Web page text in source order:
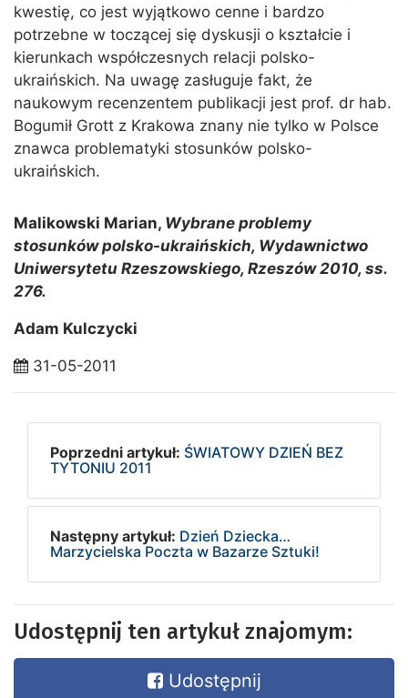
kwestię, co jest wyjątkowo cenne i bardzo
potrzebne w toczącej się dyskusji o kształcie i
kierunkach współczesnych relacji polsko-
ukraińskich. Na uwagę zasługuje fakt, że
naukowym recenzentem publikacji jest prof. dr hab.
Bogumił Grott z Krakowa znany nie tylko w Polsce
znawca problematyki stosunków polsko-
ukraińskich.
Malikowski Marian, Wybrane problemy
stosunków polsko-ukraińskich, Wydawnictwo
Uniwersytetu Rzeszowskiego, Rzeszów 2010, ss.
276.
Adam Kulczycki
31-05-2011
Poprzedni artykuł: ŚWIATOWY DZIEŃ BEZ
TYTONIU 2011
Następny artykuł: Dzień Dziecka…
Marzycielska Poczta w Bazarze Sztuki!
Udostępnij ten artykuł znajomym:
Udostępnij